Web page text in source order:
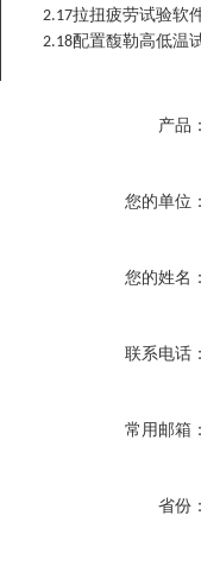
2.17拉扭疲劳试验软
2.18配置馥勒高低温
产品
您的单位
您的姓名
联系电话
常用邮箱
省份